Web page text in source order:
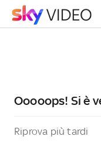
Ooooops! Si è
Riprova più tardi